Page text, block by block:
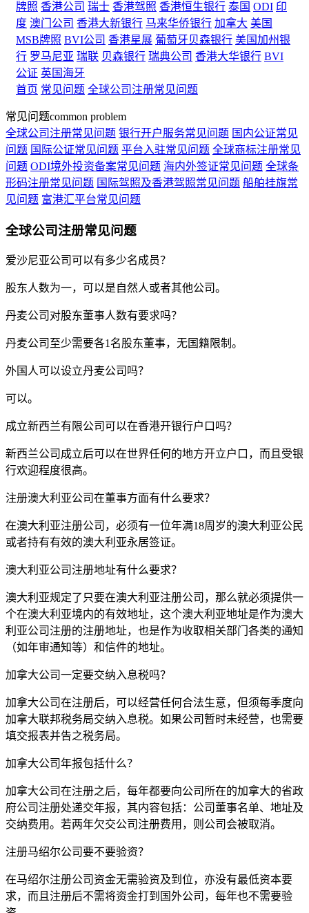
牌照 香港公司 瑞士 香港驾照 香港恒生银行 泰国 ODI 印
度 澳门公司 香港大新银行 马来华侨银行 加拿大 美国
MSB牌照 BVI公司 香港星展 葡萄牙贝森银行 美国加州银
行 罗马尼亚 瑞联 贝森银行 瑞典公司 香港大华银行 BVI
公证 英国海牙
首页 常见问题 全球公司注册常见问题
常见问题common problem
全球公司注册常见问题 银行开户服务常见问题 国内公证常见
问题 国际公证常见问题 平台入驻常见问题 全球商标注册常见
问题 ODI境外投资备案常见问题 海内外签证常见问题 全球条
形码注册常见问题 国际驾照及香港驾照常见问题 船舶挂旗常
见问题 富港汇平台常见问题
全球公司注册常见问题
爱沙尼亚公司可以有多少名成员？
股东人数为一，可以是自然人或者其他公司。
丹麦公司对股东董事人数有要求吗？
丹麦公司至少需要各1名股东董事，无国籍限制。
外国人可以设立丹麦公司吗？
可以。
成立新西兰有限公司可以在香港开银行户口吗？
新西兰公司成立后可以在世界任何的地方开立户口，而且受银
行欢迎程度很高。
注册澳大利亚公司在董事方面有什么要求？
在澳大利亚注册公司，必须有一位年满18周岁的澳大利亚公民
或者持有有效的澳大利亚永居签证。
澳大利亚公司注册地址有什么要求？
澳大利亚规定了只要在澳大利亚注册公司，那么就必须提供一
个在澳大利亚境内的有效地址，这个澳大利亚地址是作为澳大
利亚公司注册的注册地址，也是作为收取相关部门各类的通知
（如年审通知等）和信件的地址。
加拿大公司一定要交纳入息税吗？
加拿大公司在注册后，可以经营任何合法生意，但须每季度向
加拿大联邦税务局交纳入息税。如果公司暂时未经营，也需要
填交报表并告之税务局。
加拿大公司年报包括什么？
加拿大公司在注册之后，每年都要向公司所在的加拿大的省政
府公司注册处递交年报，其内容包括：公司董事名单、地址及
交纳费用。若两年欠交公司注册费用，则公司会被取消。
注册马绍尔公司要不要验资？
在马绍尔注册公司资金无需验资及到位，亦没有最低资本要
求，而且注册后不需将资金打到国外公司，每年也不需要验